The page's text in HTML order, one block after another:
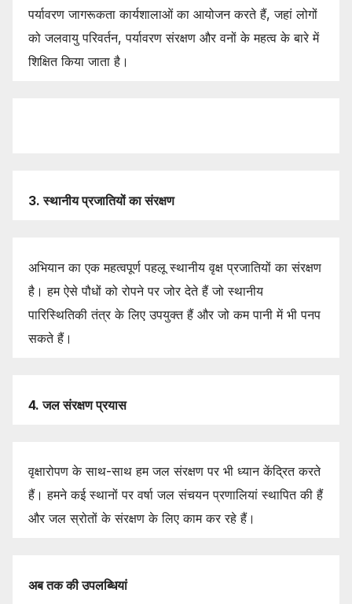
पर्यावरण जागरूकता कार्यशालाओं का आयोजन करते हैं, जहां लोगों
को जलवायु परिवर्तन, पर्यावरण संरक्षण और वनों के महत्व के बारे में
शिक्षित किया जाता है।
3.स्थानीयप्रजातियोंकासंरक्षण
अभियान का एक महत्वपूर्ण पहलू स्थानीय वृक्ष प्रजातियों का संरक्षण
है। हम ऐसे पौधों को रोपने पर जोर देते हैं जो स्थानीय
पारिस्थितिकी तंत्र के लिए उपयुक्त हैं और जो कम पानी में भी पनप
सकते हैं।
4.जलसंरक्षणप्रयास
वृक्षारोपण के साथ-साथ हम जल संरक्षण पर भी ध्यान केंद्रित करते
हैं। हमने कई स्थानों पर वर्षा जल संचयन प्रणालियां स्थापित की हैं
और जल स्रोतों के संरक्षण के लिए काम कर रहे हैं।
अबतककीउपलब्धियां